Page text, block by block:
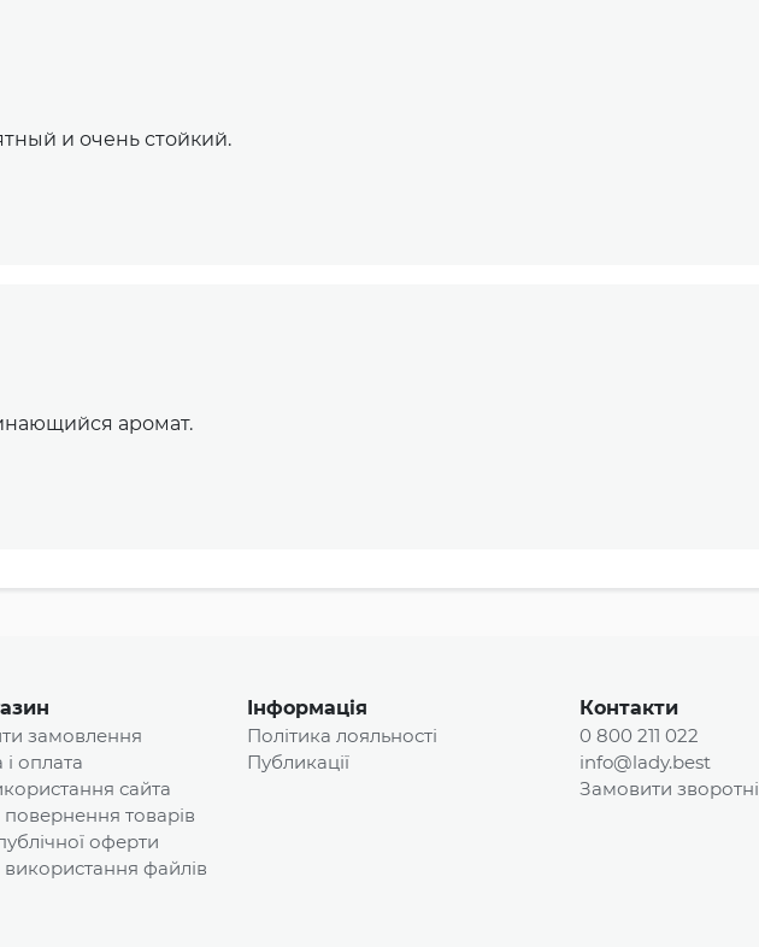
и очень стойкий.
аромат.
замовлення
оплата
сайта
повернення товарів
оферти
використання файлів
Інформація
Політика лояльності
Публикації
Контакти
0 800 211 022
info@lady.best
Замовити